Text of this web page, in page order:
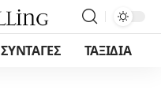
ΣΥΝΤΑΓΕΣ ΤΑΞΙΔΙΑ